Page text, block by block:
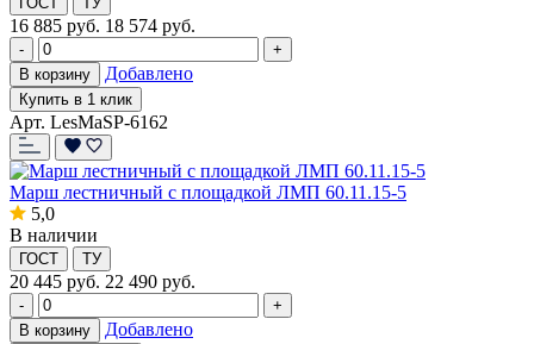
16 885 руб. 18 574 руб.
-
+
В корзину
Добавлено
Купить в 1 клик
Арт. LesMaSP-6162
Марш лестничный с площадкой ЛМП 60.11.15-5
5,0
В наличии
ГОСТ ТУ
20 445 руб. 22 490 руб.
-
+
В корзину
Добавлено